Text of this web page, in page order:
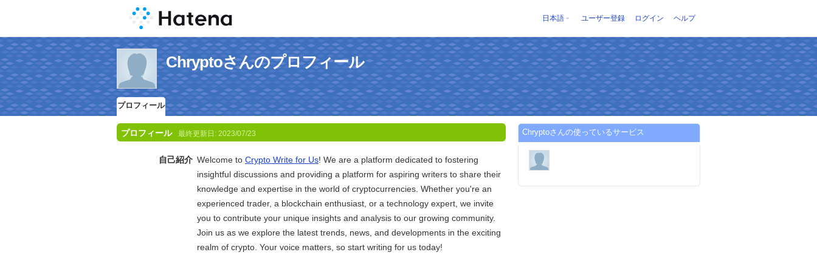
日本語 ユーザー登録 ログイン ヘルプ
Chryptoさんのプロフィール
プロフィール
プロフィール 最終更新日: 2023/07/23
自己紹介 Welcome to Crypto Write for Us! We are a platform dedicated to fostering
insightful discussions and providing a platform for aspiring writers to share their
knowledge and expertise in the world of cryptocurrencies. Whether you're an
experienced trader, a blockchain enthusiast, or a technology expert, we invite
you to contribute your unique insights and analysis to our growing community.
Join us as we explore the latest trends, news, and developments in the exciting
realm of crypto. Your voice matters, so start writing for us today!
Chryptoさんの使っているサービス